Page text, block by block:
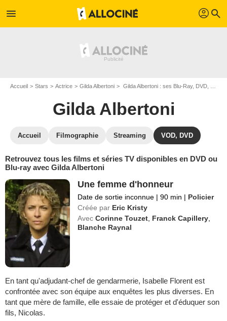
menu profil search
Accueil Stars Actrice Gilda Albertoni Gilda Albertoni : ses Blu-Ray, DVD, VOD, SVOD
Gilda Albertoni
Accueil Filmographie Streaming VOD, DVD
Retrouvez tous les films et séries TV disponibles en DVD ou
Blu-ray avec Gilda Albertoni
Une femme d'honneur
Date de sortie inconnue | 90 min | Policier
Créée par Eric Kristy
Avec Corinne Touzet Franck Capillery
Blanche Raynal
En tant qu'adjudant-chef de gendarmerie, Isabelle Florent est
confrontée avec son équipe aux enquêtes les plus diverses. En
tant que mère de famille, elle essaie de protéger et d'éduquer son
fils, Nicolas.